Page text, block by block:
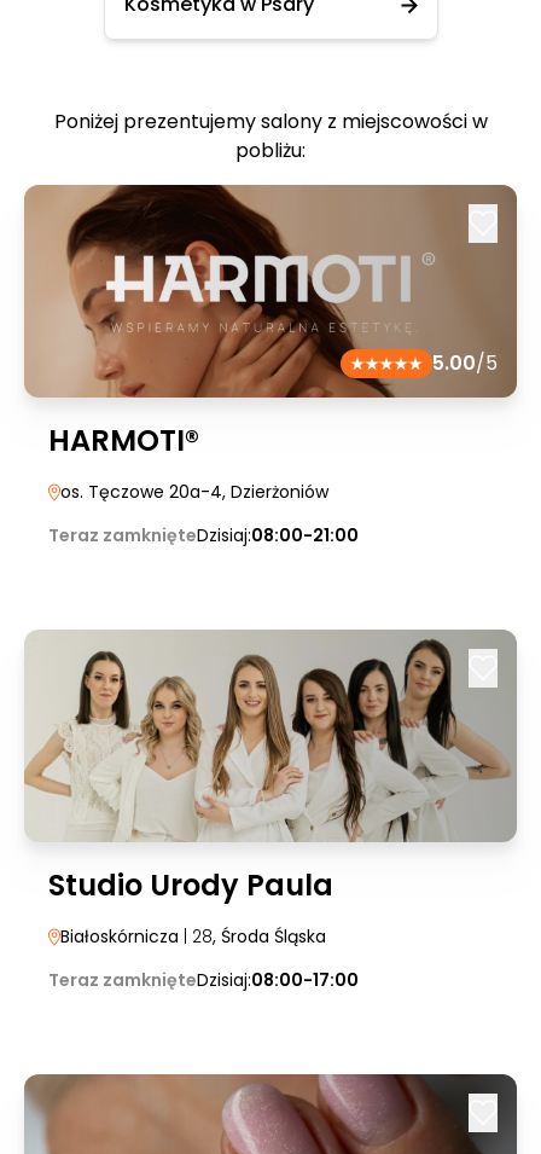
Poniżej prezentujemy salony z miejscowości w
pobliżu:
5.00/5
HARMOTI®
os. Tęczowe 20a-4, Dzierżoniów
Teraz zamknięteDzisiaj:08:00-21:00
Studio Urody Paula
Białoskórnicza | 28, Środa Śląska
Teraz zamknięteDzisiaj:08:00-17:00